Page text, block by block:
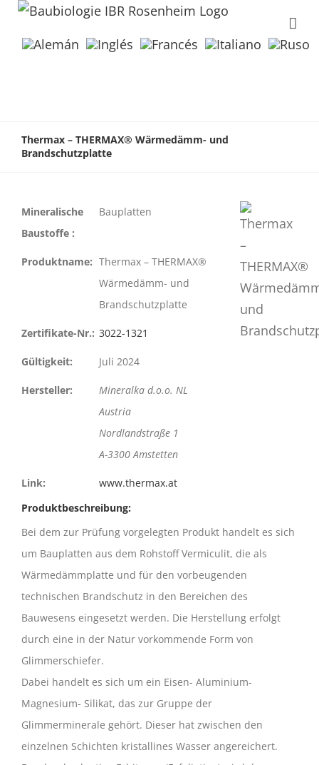
Thermax – THERMAX® Wärmedämm- und
Brandschutzplatte
Mineralische
Baustoffe :
Bauplatten
Produktname: Thermax – THERMAX®
Wärmedämm- und
Brandschutzplatte
Zertifikate-Nr.: 3022-1321
Gültigkeit: Juli 2024
Hersteller:
Mineralka d.o.o. NL
Austria
Nordlandstraße 1
A-3300 Amstetten
Link:
www.thermax.at
Produktbeschreibung:
Bei dem zur Prüfung vorgelegten Produkt handelt es sich
um Bauplatten aus dem Rohstoff Vermiculit, die als
Wärmedämmplatte und für den vorbeugenden
technischen Brandschutz in den Bereichen des
Bauwesens eingesetzt werden. Die Herstellung erfolgt
durch eine in der Natur vorkommende Form von
Glimmerschiefer.
Dabei handelt es sich um ein Eisen- Aluminium-
Magnesium- Silikat, das zur Gruppe der
Glimmerminerale gehört. Dieser hat zwischen den
einzelnen Schichten kristallines Wasser angereichert.